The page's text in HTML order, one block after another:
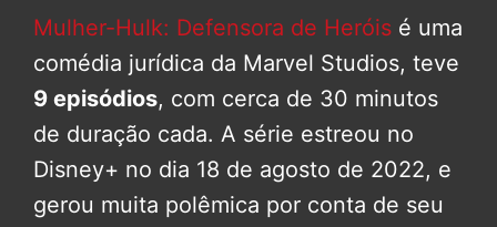
Mulher-Hulk: Defensora de Heróis é uma
comédia jurídica da Marvel Studios, teve
9 episódios, com cerca de 30 minutos
de duração cada. A série estreou no
Disney+ no dia 18 de agosto de 2022, e
gerou muita polêmica por conta de seu